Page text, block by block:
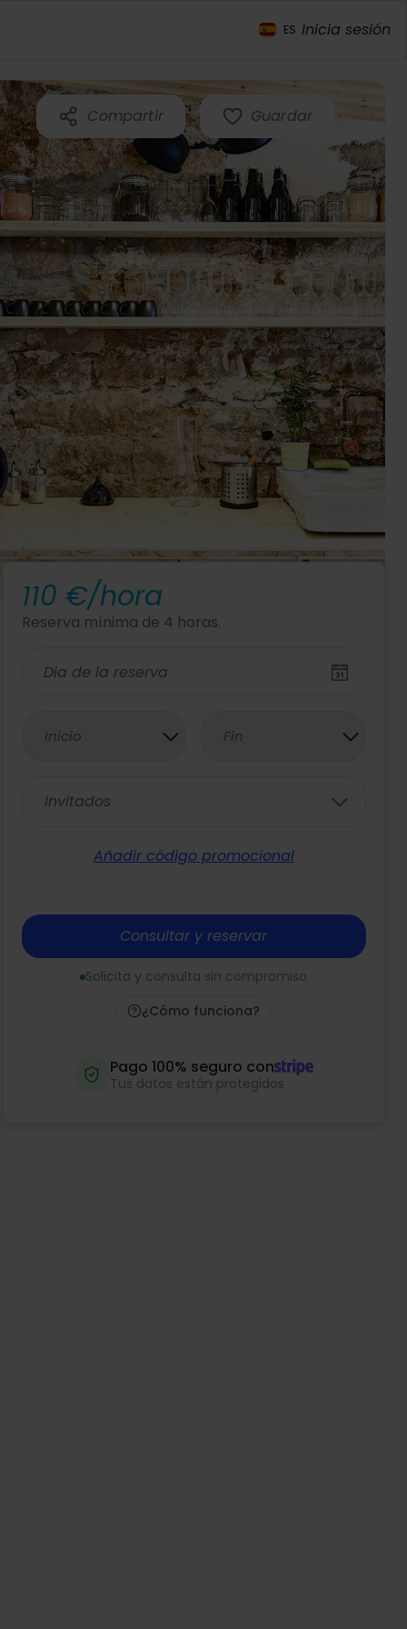
ES Inicia sesión
Compartir Guardar
110 €/hora
Reserva mínima de 4 horas.
Inicio Fin
Invitados
Añadir código promocional
Consultar y reservar
Solicita y consulta sin compromiso
¿Cómo funciona?
Pago 100% seguro con
Tus datos están protegidos